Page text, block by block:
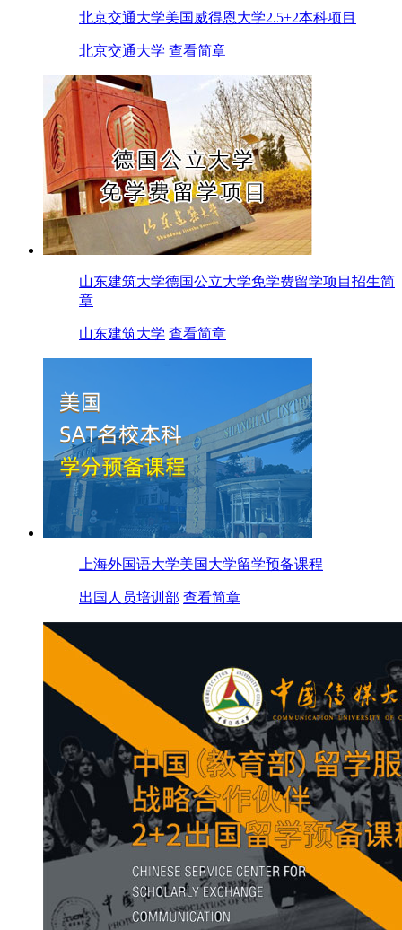
北京交通大学美国威得恩大学2.5+2本科项目
北京交通大学 查看简章
山东建筑大学德国公立大学免学费留学项目招生简
章
山东建筑大学 查看简章
上海外国语大学美国大学留学预备课程
出国人员培训部 查看简章